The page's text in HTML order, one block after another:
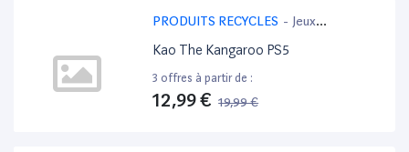
PRODUITS RECYCLES - Jeux
PlayStation 5
Kao The Kangaroo PS5
3 offres à partir de :
12,99 € 19,99 €